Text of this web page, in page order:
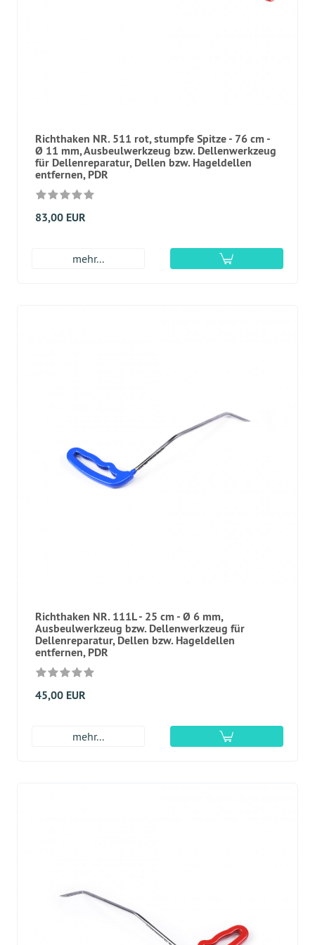
Richthaken NR. 511 rot, stumpfe Spitze - 76 cm -
Ø 11 mm, Ausbeulwerkzeug bzw. Dellenwerkzeug
für Dellenreparatur, Dellen bzw. Hageldellen
entfernen, PDR
83,00 EUR
mehr...
Richthaken NR. 111L - 25 cm - Ø 6 mm,
Ausbeulwerkzeug bzw. Dellenwerkzeug für
Dellenreparatur, Dellen bzw. Hageldellen
entfernen, PDR
45,00 EUR
mehr...